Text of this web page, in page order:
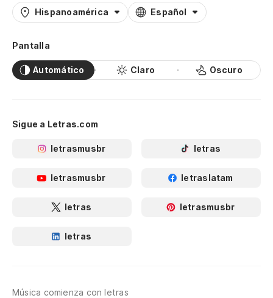
Hispanoamérica Español
Pantalla
Automático Claro Oscuro
Sigue a Letras.com
letrasmusbr letras
letrasmusbr letraslatam
letras letrasmusbr
letras
Música comienza con letras